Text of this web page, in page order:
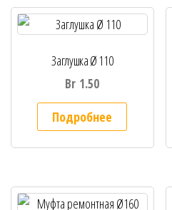
Заглушка Ø 110
Br 1.50
Подробнее